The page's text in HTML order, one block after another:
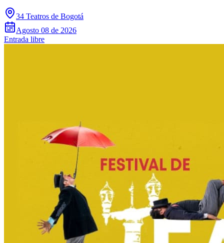
34 Teatros de Bogotá
Agosto 08 de 2026
Entrada libre